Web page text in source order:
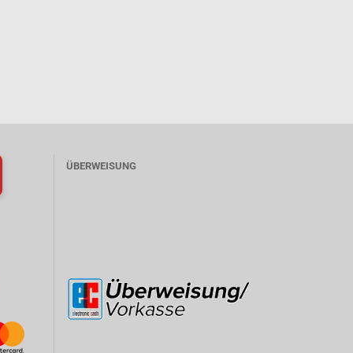
ÜBERWEISUNG